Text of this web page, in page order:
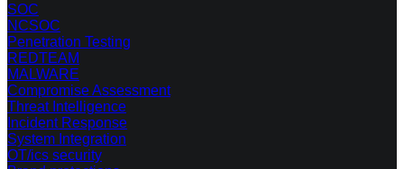
SOC
NCSOC
Penetration Testing
REDTEAM
MALWARE
Compromise Assessment
Threat Intelligence
Incident Response
System Integration
OT/ics security